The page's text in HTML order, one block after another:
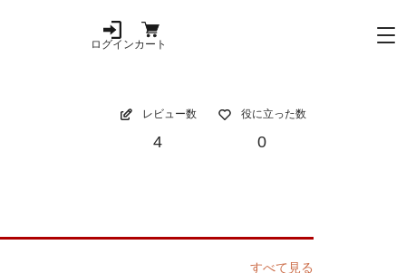
ログインカート
レビュー数
4
役に立った数
0
すべて見る